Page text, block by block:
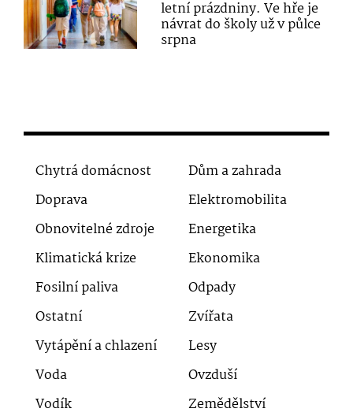
letní prázdniny. Ve hře je
návrat do školy už v půlce
srpna
Chytrá domácnost
Dům a zahrada
Doprava
Elektromobilita
Obnovitelné zdroje
Energetika
Klimatická krize
Ekonomika
Fosilní paliva
Odpady
Ostatní
Zvířata
Vytápění a chlazení
Lesy
Voda
Ovzduší
Vodík
Zemědělství